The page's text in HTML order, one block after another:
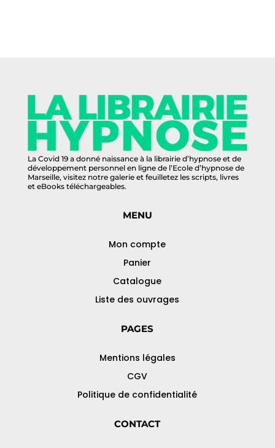
La Covid 19 a donné naissance à la librairie d’hypnose et de
développement personnel en ligne de l’Ecole d’hypnose de
Marseille, visitez notre galerie et feuilletez les scripts, livres
et eBooks téléchargeables.
MENU
Mon compte
Panier
Catalogue
Liste des ouvrages
PAGES
Mentions légales
CGV
Politique de confidentialité
CONTACT